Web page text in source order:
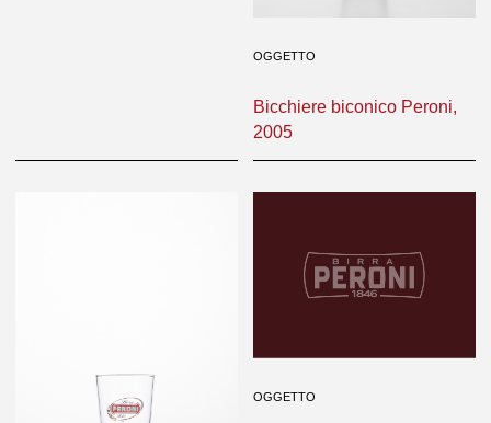
OGGETTO
Bicchiere biconico Peroni,
2005
OGGETTO